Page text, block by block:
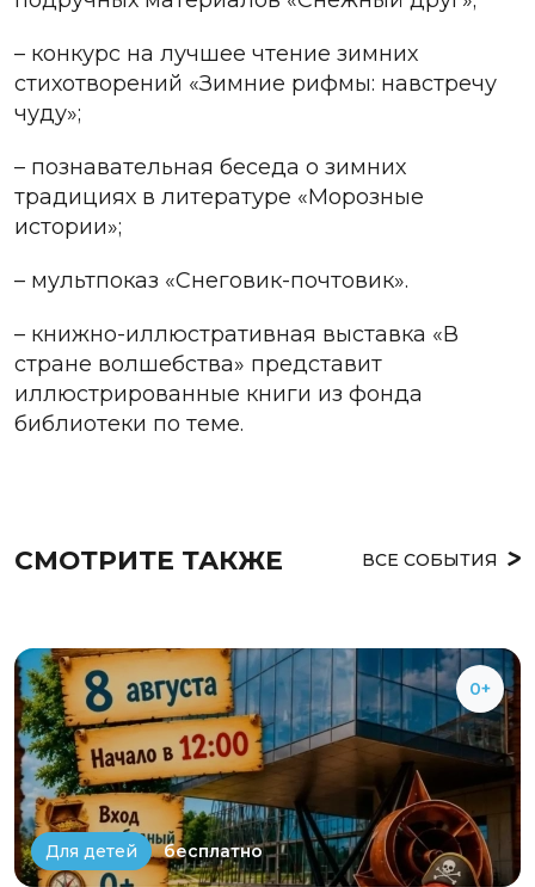
– конкурс на лучшее чтение зимних
стихотворений «Зимние рифмы: навстречу
чуду»;
– познавательная беседа о зимних
традициях в литературе «Морозные
истории»;
– мультпоказ «Снеговик-почтовик».
– книжно-иллюстративная выставка «В
стране волшебства» представит
иллюстрированные книги из фонда
библиотеки по теме.
СМОТРИТЕ ТАКЖЕ ВСЕ СОБЫТИЯ
0+
Для детей бесплатно